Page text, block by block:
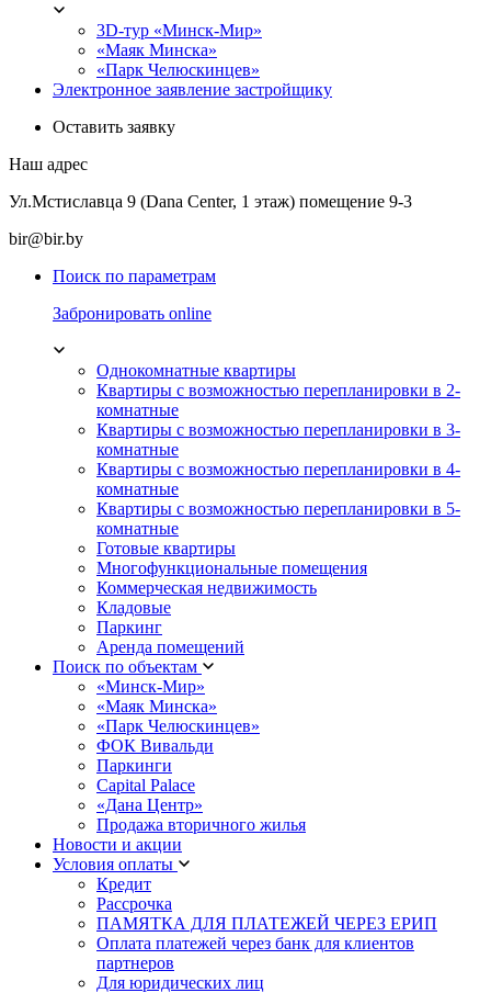
3D-тур «Минск-Мир»
«Маяк Минска»
«Парк Челюскинцев»
Электронное заявление застройщику
Оставить заявку
Наш адрес
Ул.Мстиславца 9 (Dana Center, 1 этаж) помещение 9-3
bir@bir.by
Поиск по параметрам
Забронировать online
Однокомнатные квартиры
Квартиры с возможностью перепланировки в 2-
комнатные
Квартиры с возможностью перепланировки в 3-
комнатные
Квартиры с возможностью перепланировки в 4-
комнатные
Квартиры с возможностью перепланировки в 5-
комнатные
Готовые квартиры
Многофункциональные помещения
Коммерческая недвижимость
Кладовые
Паркинг
Аренда помещений
Поиск по объектам
«Минск-Мир»
«Маяк Минска»
«Парк Челюскинцев»
ФОК Вивальди
Паркинги
Capital Palace
«Дана Центр»
Продажа вторичного жилья
Новости и акции
Условия оплаты
Кредит
Рассрочка
ПАМЯТКА ДЛЯ ПЛАТЕЖЕЙ ЧЕРЕЗ ЕРИП
Оплата платежей через банк для клиентов
партнеров
Для юридических лиц